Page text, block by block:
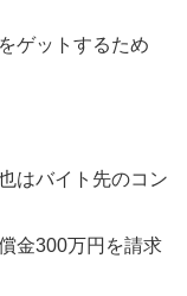
ゲットするため
はバイト先のコン
金300万円を請求